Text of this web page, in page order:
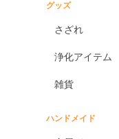
グッズ
さざれ
浄化アイテム
雑貨
ハンドメイド